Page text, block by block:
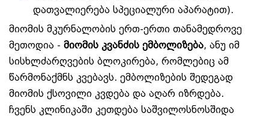
დათვალიერება სპეციალური აპარატით).
მიომის მკურნალობის ერთ-ერთი თანამედროვე
მეთოდია - მიომის კვანძის ემბოლიზება, ანუ იმ
სისხლძარღვების ბლოკირება, რომლებიც ამ
წარმონაქმნს კვებავს. ემბოლიზების შედეგად
მიომის ქსოვილი კვდება და აღარ იზრდება.
ჩვენს კლინიკაში კეთდება საშვილოსნოსშიდა